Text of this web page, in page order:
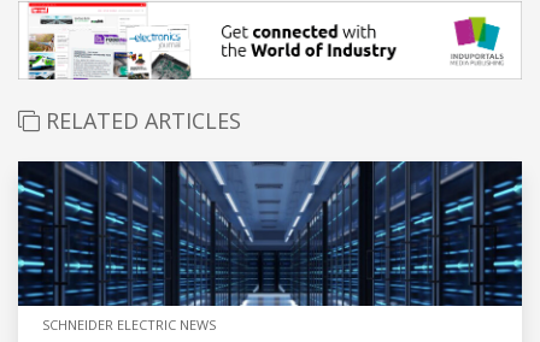
RELATED ARTICLES
SCHNEIDER ELECTRIC NEWS